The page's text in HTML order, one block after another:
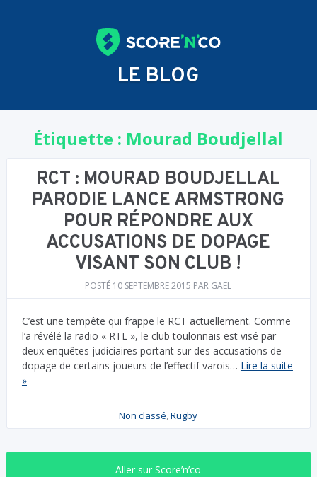
LE BLOG
Étiquette : Mourad Boudjellal
RCT : MOURAD BOUDJELLAL
PARODIE LANCE ARMSTRONG
POUR RÉPONDRE AUX
ACCUSATIONS DE DOPAGE
VISANT SON CLUB !
POSTÉ 10 SEPTEMBRE 2015 PAR GAEL
C’est une tempête qui frappe le RCT actuellement. Comme
l’a révélé la radio « RTL », le club toulonnais est visé par
deux enquêtes judiciaires portant sur des accusations de
dopage de certains joueurs de l’effectif varois… Lire la suite
»
Non classé ,Rugby
Aller sur Score’n’co